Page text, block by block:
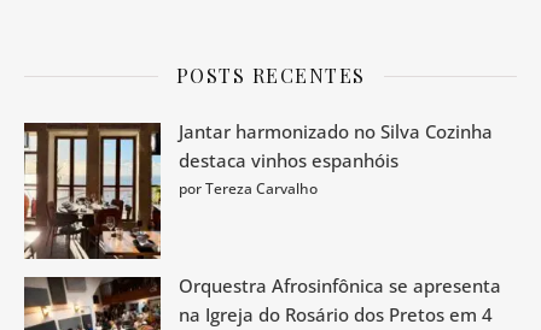
POSTS RECENTES
Jantar harmonizado no Silva Cozinha
destaca vinhos espanhóis
por Tereza Carvalho
Orquestra Afrosinfônica se apresenta
na Igreja do Rosário dos Pretos em 4